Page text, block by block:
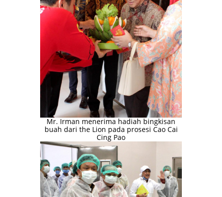
Mr. Irman menerima hadiah bingkisan
buah dari the Lion pada prosesi Cao Cai
Cing Pao